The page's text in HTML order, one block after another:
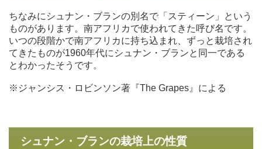
ちなみにシュナン・ブランの別名で「スティーン」という
ものがあります。南アフリカで使われてきた呼び名です。
いつの段階かで南アフリカに持ち込まれ、ずっと栽培され
てきたものが1960年代にシュナン・ブランと同一である
とわかったそうです。
※ジャンシス・ロビンソン著『The Grapes』による
シュナン・ブランの栽培上の性質